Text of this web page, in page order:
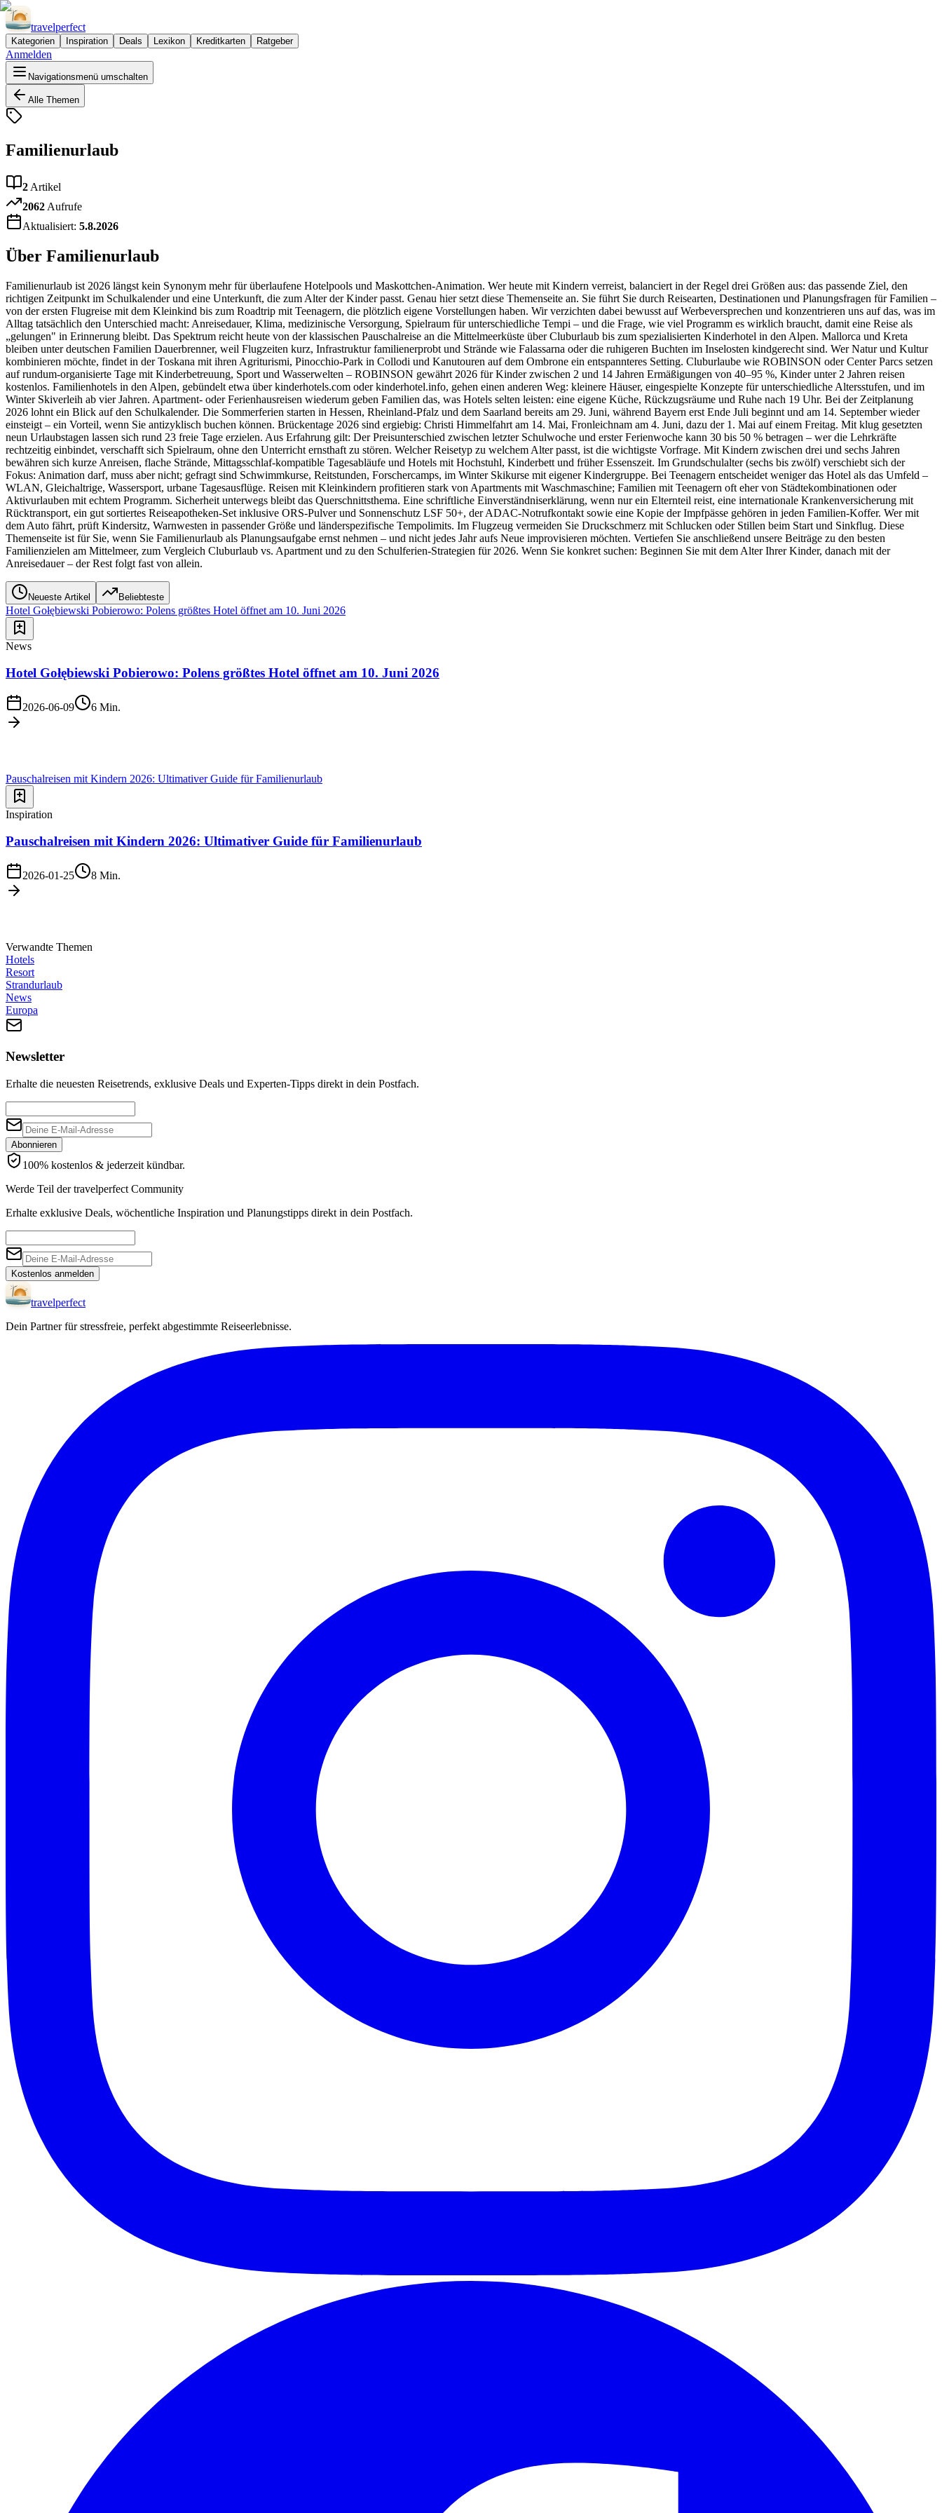
travelperfect
Kategorien Inspiration Deals Lexikon Kreditkarten Ratgeber
Anmelden
Navigationsmenü umschalten
Alle Themen
Familienurlaub
2 Artikel
2062 Aufrufe
Aktualisiert: 5.8.2026
Über Familienurlaub
Familienurlaub ist 2026 längst kein Synonym mehr für überlaufene Hotelpools und Maskottchen-Animation. Wer heute mit Kindern verreist, balanciert in der Regel drei Größen aus: das passende Ziel, den
richtigen Zeitpunkt im Schulkalender und eine Unterkunft, die zum Alter der Kinder passt. Genau hier setzt diese Themenseite an. Sie führt Sie durch Reisearten, Destinationen und Planungsfragen für Familien –
von der ersten Flugreise mit dem Kleinkind bis zum Roadtrip mit Teenagern, die plötzlich eigene Vorstellungen haben. Wir verzichten dabei bewusst auf Werbeversprechen und konzentrieren uns auf das, was im
Alltag tatsächlich den Unterschied macht: Anreisedauer, Klima, medizinische Versorgung, Spielraum für unterschiedliche Tempi – und die Frage, wie viel Programm es wirklich braucht, damit eine Reise als
„gelungen" in Erinnerung bleibt. Das Spektrum reicht heute von der klassischen Pauschalreise an die Mittelmeerküste über Cluburlaub bis zum spezialisierten Kinderhotel in den Alpen. Mallorca und Kreta
bleiben unter deutschen Familien Dauerbrenner, weil Flugzeiten kurz, Infrastruktur familienerprobt und Strände wie Falassarna oder die ruhigeren Buchten im Inselosten kindgerecht sind. Wer Natur und Kultur
kombinieren möchte, findet in der Toskana mit ihren Agriturismi, Pinocchio-Park in Collodi und Kanutouren auf dem Ombrone ein entspannteres Setting. Cluburlaube wie ROBINSON oder Center Parcs setzen
auf rundum-organisierte Tage mit Kinderbetreuung, Sport und Wasserwelten – ROBINSON gewährt 2026 für Kinder zwischen 2 und 14 Jahren Ermäßigungen von 40–95 %, Kinder unter 2 Jahren reisen
kostenlos. Familienhotels in den Alpen, gebündelt etwa über kinderhotels.com oder kinderhotel.info, gehen einen anderen Weg: kleinere Häuser, eingespielte Konzepte für unterschiedliche Altersstufen, und im
Winter Skiverleih ab vier Jahren. Apartment- oder Ferienhausreisen wiederum geben Familien das, was Hotels selten leisten: eine eigene Küche, Rückzugsräume und Ruhe nach 19 Uhr. Bei der Zeitplanung
2026 lohnt ein Blick auf den Schulkalender. Die Sommerferien starten in Hessen, Rheinland-Pfalz und dem Saarland bereits am 29. Juni, während Bayern erst Ende Juli beginnt und am 14. September wieder
einsteigt – ein Vorteil, wenn Sie antizyklisch buchen können. Brückentage 2026 sind ergiebig: Christi Himmelfahrt am 14. Mai, Fronleichnam am 4. Juni, dazu der 1. Mai auf einem Freitag. Mit klug gesetzten
neun Urlaubstagen lassen sich rund 23 freie Tage erzielen. Aus Erfahrung gilt: Der Preisunterschied zwischen letzter Schulwoche und erster Ferienwoche kann 30 bis 50 % betragen – wer die Lehrkräfte
rechtzeitig einbindet, verschafft sich Spielraum, ohne den Unterricht ernsthaft zu stören. Welcher Reisetyp zu welchem Alter passt, ist die wichtigste Vorfrage. Mit Kindern zwischen drei und sechs Jahren
bewähren sich kurze Anreisen, flache Strände, Mittagsschlaf-kompatible Tagesabläufe und Hotels mit Hochstuhl, Kinderbett und früher Essenszeit. Im Grundschulalter (sechs bis zwölf) verschiebt sich der
Fokus: Animation darf, muss aber nicht; gefragt sind Schwimmkurse, Reitstunden, Forschercamps, im Winter Skikurse mit eigener Kindergruppe. Bei Teenagern entscheidet weniger das Hotel als das Umfeld –
WLAN, Gleichaltrige, Wassersport, urbane Tagesausflüge. Reisen mit Kleinkindern profitieren stark von Apartments mit Waschmaschine; Familien mit Teenagern oft eher von Städtekombinationen oder
Aktivurlauben mit echtem Programm. Sicherheit unterwegs bleibt das Querschnittsthema. Eine schriftliche Einverständniserklärung, wenn nur ein Elternteil reist, eine internationale Krankenversicherung mit
Rücktransport, ein gut sortiertes Reiseapotheken-Set inklusive ORS-Pulver und Sonnenschutz LSF 50+, der ADAC-Notrufkontakt sowie eine Kopie der Impfpässe gehören in jeden Familien-Koffer. Wer mit
dem Auto fährt, prüft Kindersitz, Warnwesten in passender Größe und länderspezifische Tempolimits. Im Flugzeug vermeiden Sie Druckschmerz mit Schlucken oder Stillen beim Start und Sinkflug. Diese
Themenseite ist für Sie, wenn Sie Familienurlaub als Planungsaufgabe ernst nehmen – und nicht jedes Jahr aufs Neue improvisieren möchten. Vertiefen Sie anschließend unsere Beiträge zu den besten
Familienzielen am Mittelmeer, zum Vergleich Cluburlaub vs. Apartment und zu den Schulferien-Strategien für 2026. Wenn Sie konkret suchen: Beginnen Sie mit dem Alter Ihrer Kinder, danach mit der
Anreisedauer – der Rest folgt fast von allein.
Neueste Artikel Beliebteste
Hotel Gołębiewski Pobierowo: Polens größtes Hotel öffnet am 10. Juni 2026
News
Hotel Gołębiewski Pobierowo: Polens größtes Hotel öffnet am 10. Juni 2026
2026-06-09 6 Min.
Pauschalreisen mit Kindern 2026: Ultimativer Guide für Familienurlaub
Inspiration
Pauschalreisen mit Kindern 2026: Ultimativer Guide für Familienurlaub
2026-01-25 8 Min.
Verwandte Themen
Hotels
Resort
Strandurlaub
News
Europa
Newsletter
Erhalte die neuesten Reisetrends, exklusive Deals und Experten-Tipps direkt in dein Postfach.
Abonnieren
100% kostenlos & jederzeit kündbar.
Werde Teil der travelperfect Community
Erhalte exklusive Deals, wöchentliche Inspiration und Planungstipps direkt in dein Postfach.
Kostenlos anmelden
travelperfect
Dein Partner für stressfreie, perfekt abgestimmte Reiseerlebnisse.